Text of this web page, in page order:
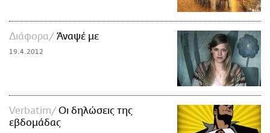
Διάφορα Άναψέ με
19.4.2012
Verbatim
Οι δηλώσεις της
εβδομάδας